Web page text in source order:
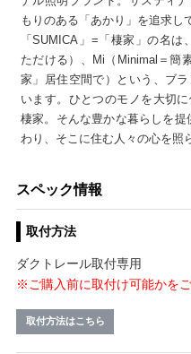
もりのある「あかり」を追求し
「SUMICA」=「棲家」の名
ただける）、Mi（Minimal＝簡
家」居住空間で）という、ブ
います。ひとつのモノを大切
棲家。そんな豊かな暮らしを
わり、そこに住む人々の心を照
スペック情報
取付方法
ダクトレール取付専用
※ご購入前に取付け可能かをご
取付方法はこちら